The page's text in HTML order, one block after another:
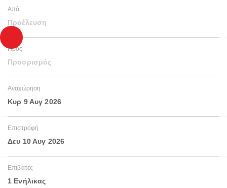
Από
Προέλευση
Προς
Προορισμός
Αναχώρηση
Κυρ 9 Αυγ 2026
Επιστροφή
Δευ 10 Αυγ 2026
Επιβάτες
1 Ενήλικας